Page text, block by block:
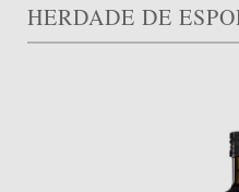
HERDADE DE